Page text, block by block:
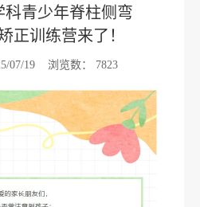
科青少年脊柱侧弯
正训练营来了！
07/19 浏览数： 7823